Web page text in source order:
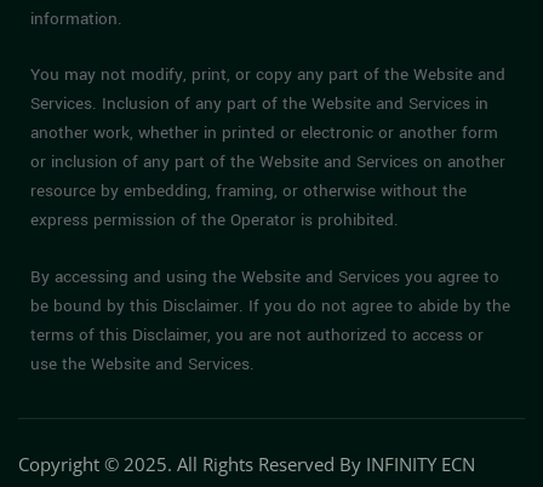
information.
You may not modify, print, or copy any part of the Website and
Services. Inclusion of any part of the Website and Services in
another work, whether in printed or electronic or another form
or inclusion of any part of the Website and Services on another
resource by embedding, framing, or otherwise without the
express permission of the Operator is prohibited.
By accessing and using the Website and Services you agree to
be bound by this Disclaimer. If you do not agree to abide by the
terms of this Disclaimer, you are not authorized to access or
use the Website and Services.
Copyright © 2025. All Rights Reserved By INFINITY ECN